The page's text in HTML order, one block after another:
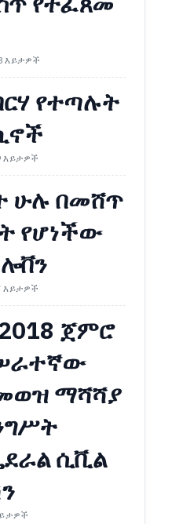
እይታዎች
የተጣሉት
እይታዎች
ሁሉ በመሸጥ
የሆነችው
እይታዎች
ጀምሮ
ማሻሻያ
ሲቪል